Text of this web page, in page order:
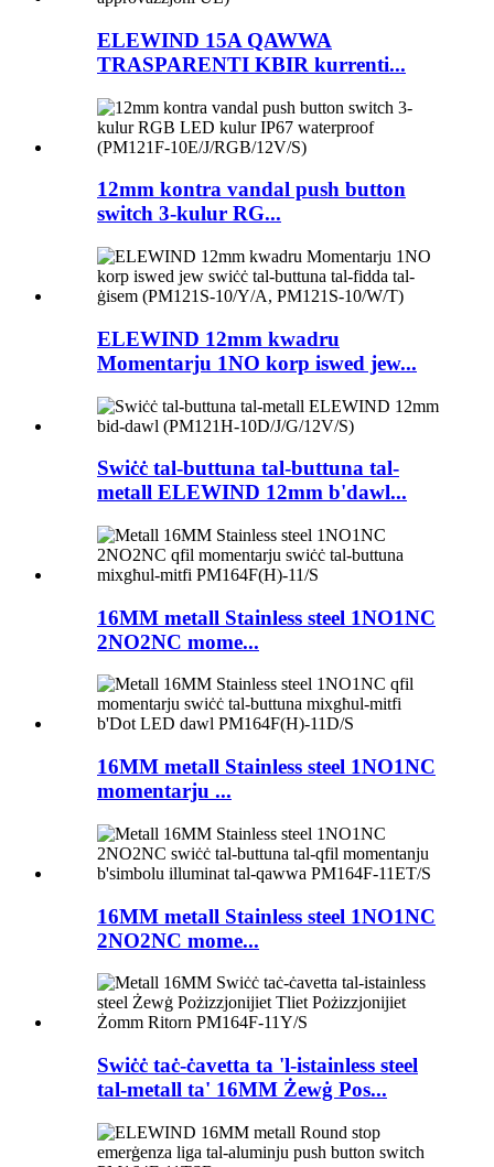
ELEWIND 15A QAWWA
TRASPARENTI KBIR kurrenti...
12mm kontra vandal push button
switch 3-kulur RG...
ELEWIND 12mm kwadru
Momentarju 1NO korp iswed jew...
Swiċċ tal-buttuna tal-buttuna tal-
metall ELEWIND 12mm b'dawl...
16MM metall Stainless steel 1NO1NC
2NO2NC mome...
16MM metall Stainless steel 1NO1NC
momentarju ...
16MM metall Stainless steel 1NO1NC
2NO2NC mome...
Swiċċ taċ-ċavetta ta 'l-istainless steel
tal-metall ta' 16MM Żewġ Pos...